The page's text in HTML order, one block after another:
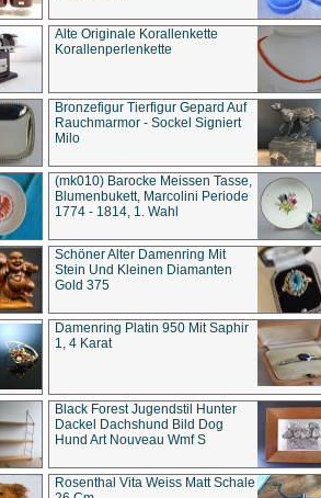
Alte Originale Korallenkette
Korallenperlenkette
Bronzefigur Tierfigur Gepard Auf
Rauchmarmor - Sockel Signiert
Milo
(mk010) Barocke Meissen Tasse,
Blumenbukett, Marcolini Periode
1774 - 1814, 1. Wahl
Schöner Alter Damenring Mit
Stein Und Kleinen Diamanten
Gold 375
Damenring Platin 950 Mit Saphir
1, 4 Karat
Black Forest Jugendstil Hunter
Dackel Dachshund Bild Dog
Hund Art Nouveau Wmf S
Rosenthal Vita Weiss Matt Schale